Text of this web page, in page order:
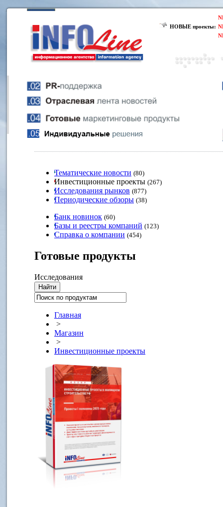
НОВЫЕ проекты:
Тематические новости (80)
Инвестиционные проекты (267)
Исследования рынков (877)
Периодические обзоры (38)
Банк новинок (60)
Базы и реестры компаний (123)
Справка о компании (454)
Готовые продукты
Исследования
Главная
>
Магазин
>
Инвестиционные проекты